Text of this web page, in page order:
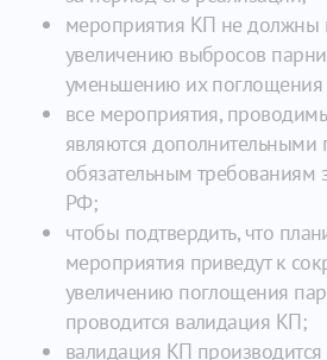
мероприятия КП не должны
увеличению выбросов
уменьшению их
все мероприятия,
являются
обязательным требованиям
РФ;
чтобы подтвердить, что
мероприятия приведут к
увеличению поглощения
проводится валидация КП;
валидация КП